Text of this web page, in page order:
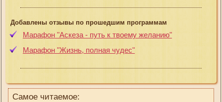
Добавлены отзывы по прошедшим программам
Марафон "Аскеза - путь к твоему желанию"
Марафон "Жизнь, полная чудес"
Самое читаемое: